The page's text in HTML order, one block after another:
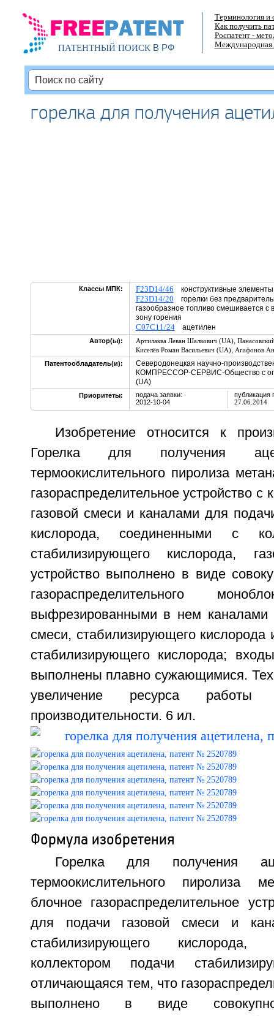
ПАТЕНТНЫЙ ПОИСКВ РФ
Терминология и
Как получить
Роспатент -
Международная
горелка для получения
Классы МПК: F23D14/46 конструктивные элементы
F23D14/20 горелки без
газообразное топливо смешивается с
зону горения
C07C11/24ацетилен
Автор(ы): Артилаква Леван Шалвович (UA),
Киселёв Роман Васильевич (UA), Агафонов
Патентообладатель(и):
Северодонецкая научно-
КОМПРЕССОР-СЕРВИС-Общество с
(UA)
Приоритеты:
подача заявки:
2012-10-04
публикация
27.06.2014
Изобретение относится к
Горелка для получения
термоокислительного пиролиза
газораспределительное устройство
газовой смеси и каналами для
кислорода, соединенными с
стабилизирующего кислорода,
устройство выполнено в виде
газораспределительного
выфрезированными в нем каналами
смеси, стабилизирующего кислорода
стабилизирующего кислорода;
выполнены плавно сужающимися.
увеличение ресурса
производительности. 6 ил.
Формула изобретения
Горелка для получения
термоокислительного пиролиза
блочное газораспределительное
для подачи газовой смеси и
стабилизирующего
коллектором подачи
отличающаяся тем, что
выполнено в виде